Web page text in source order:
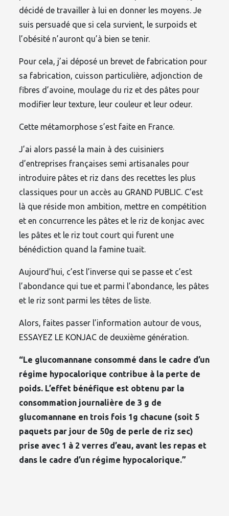
décidé de travailler à lui en donner les moyens. Je
suis persuadé que si cela survient, le surpoids et
l’obésité n’auront qu’à bien se tenir.
Pour cela, j’ai déposé un brevet de fabrication pour
sa fabrication, cuisson particulière, adjonction de
fibres d’avoine, moulage du riz et des pâtes pour
modifier leur texture, leur couleur et leur odeur.
Cette métamorphose s’est faite en France.
J’ai alors passé la main à des cuisiniers
d’entreprises françaises semi artisanales pour
introduire pâtes et riz dans des recettes les plus
classiques pour un accès au GRAND PUBLIC. C’est
là que réside mon ambition, mettre en compétition
et en concurrence les pâtes et le riz de konjac avec
les pâtes et le riz tout court qui furent une
bénédiction quand la famine tuait.
Aujourd’hui, c’est l’inverse qui se passe et c’est
l’abondance qui tue et parmi l’abondance, les pâtes
et le riz sont parmi les têtes de liste.
Alors, faites passer l’information autour de vous,
ESSAYEZ LE KONJAC de deuxième génération.
“Le glucomannane consommé dans le cadre d’un
régime hypocalorique contribue à la perte de
poids. L’effet bénéfique est obtenu par la
consommation journalière de 3 g de
glucomannane en trois fois 1g chacune (soit 5
paquets par jour de 50g de perle de riz sec)
prise avec 1 à 2 verres d’eau, avant les repas et
dans le cadre d’un régime hypocalorique.”